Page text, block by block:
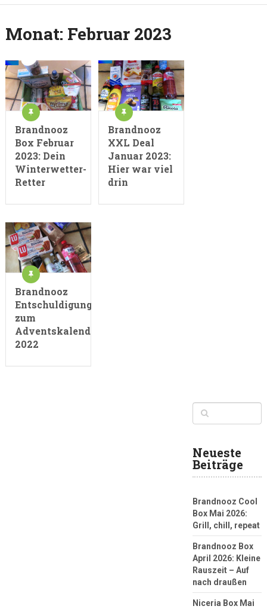
Monat: Februar 2023
Brandnooz
Box Februar
2023: Dein
Winterwetter-
Retter
Brandnooz
XXL Deal
Januar 2023:
Hier war viel
drin
Brandnooz
Entschuldigungsbox
zum
Adventskalender
2022
Neueste
Beiträge
Brandnooz Cool
Box Mai 2026:
Grill, chill, repeat
Brandnooz Box
April 2026: Kleine
Rauszeit – Auf
nach draußen
Niceria Box Mai